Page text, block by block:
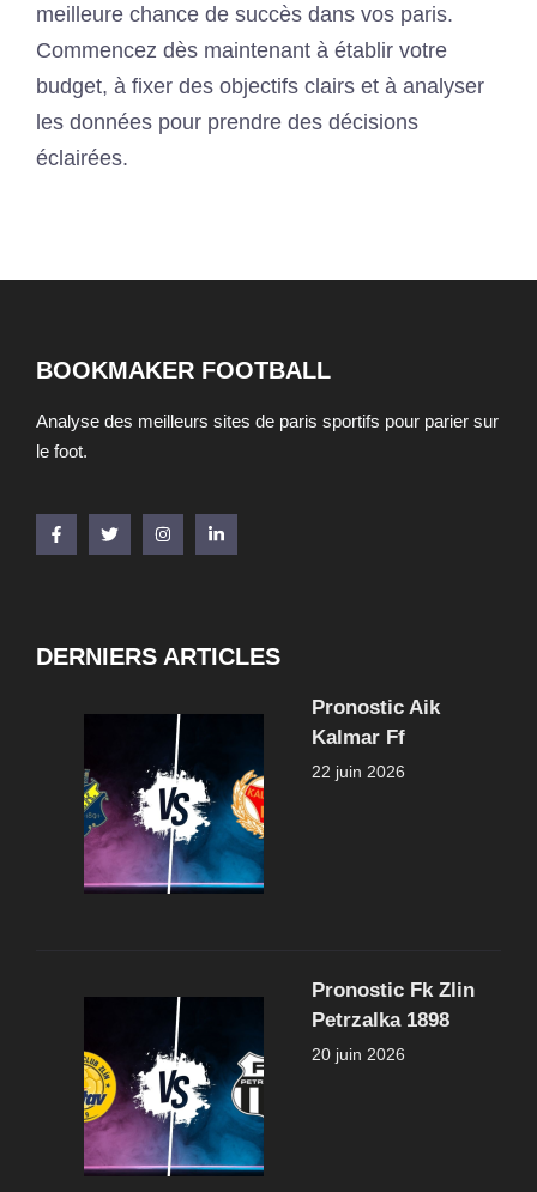
meilleure chance de succès dans vos paris.
Commencez dès maintenant à établir votre
budget, à fixer des objectifs clairs et à analyser
les données pour prendre des décisions
éclairées.
BOOKMAKER FOOTBALL
Analyse des meilleurs sites de paris sportifs pour parier sur
le foot.
DERNIERS ARTICLES
Pronostic Aik
Kalmar Ff
22 juin 2026
Pronostic Fk Zlin
Petrzalka 1898
20 juin 2026